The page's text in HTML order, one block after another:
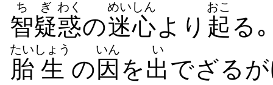
智
ち
疑
ぎ
惑
わく
の迷心
めいしん
より 起
おこ
る
胎
たい
生
しょう
の 因
いん
を出
い
でざる